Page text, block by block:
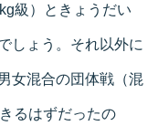
級）ときょうだい
しょう。それ以外に
女混合の団体戦（混
るはずだったの